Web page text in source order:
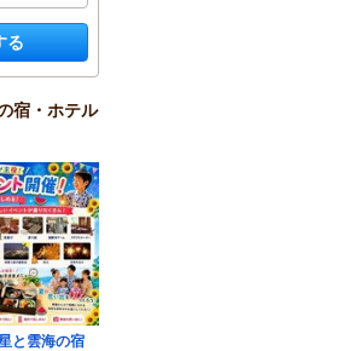
る
宿・ホテル
と雲海の宿